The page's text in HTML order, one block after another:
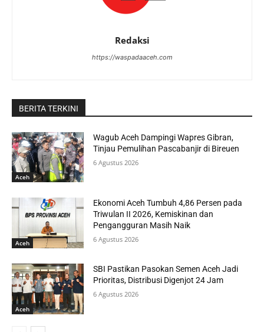
Redaksi
https://waspadaaceh.com
BERITA TERKINI
Aceh
Wagub Aceh Dampingi Wapres Gibran,
Tinjau Pemulihan Pascabanjir di Bireuen
6 Agustus 2026
Aceh
Ekonomi Aceh Tumbuh 4,86 Persen pada
Triwulan II 2026, Kemiskinan dan
Pengangguran Masih Naik
6 Agustus 2026
Aceh
SBI Pastikan Pasokan Semen Aceh Jadi
Prioritas, Distribusi Digenjot 24 Jam
6 Agustus 2026